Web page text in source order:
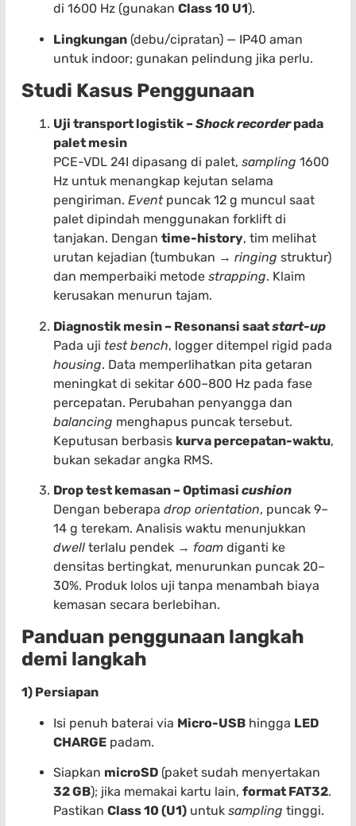
di 1600 Hz (gunakan Class 10 U1).
Lingkungan (debu/cipratan) — IP40 aman
untuk indoor; gunakan pelindung jika perlu.
Studi Kasus Penggunaan
Uji transport logistik –Shock recorderpada
palet mesin
PCE-VDL 24I dipasang di palet, sampling 1600
Hz untuk menangkap kejutan selama
pengiriman. Eventpuncak 12 g muncul saat
palet dipindah menggunakan forklift di
tanjakan. Dengan time-history, tim melihat
urutan kejadian (tumbukan → ringing struktur)
dan memperbaiki metode strapping. Klaim
kerusakan menurun tajam.
Diagnostik mesin – Resonansi saatstart-up
Pada uji test bench, logger ditempel rigid pada
housing. Data memperlihatkan pita getaran
meningkat di sekitar 600–800 Hz pada fase
percepatan. Perubahan penyangga dan
balancing menghapus puncak tersebut.
Keputusan berbasis kurva percepatan-waktu,
bukan sekadar angka RMS.
Drop test kemasan – Optimasi cushion
Dengan beberapa drop orientation, puncak 9–
14 g terekam. Analisis waktu menunjukkan
dwell terlalu pendek → foam diganti ke
densitas bertingkat, menurunkan puncak 20–
30%. Produk lolos uji tanpa menambah biaya
kemasan secara berlebihan.
Panduan penggunaan langkah
demi langkah
1) Persiapan
Isi penuh baterai via Micro-USB hingga LED
CHARGE padam.
Siapkan microSD (paket sudah menyertakan
32 GB); jika memakai kartu lain, format FAT32.
Pastikan Class 10 (U1) untuk sampling tinggi.